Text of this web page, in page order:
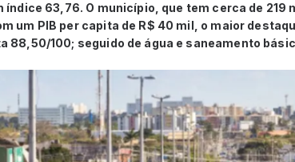
índice 63,76. O município, que tem cerca de 219
um PIB per capita de R$ 40 mil, o maior
88,50/100; seguido de água e saneamento